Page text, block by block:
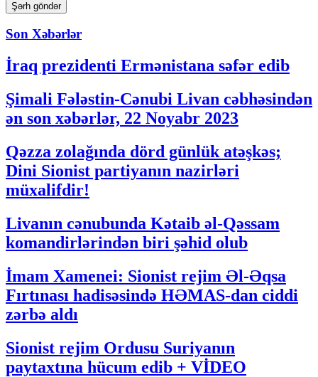
Son Xəbərlər
İraq prezidenti Ermənistana səfər edib
Şimali Fələstin-Cənubi Livan cəbhəsindən
ən son xəbərlər, 22 Noyabr 2023
Qəzza zolağında dörd günlük atəşkəs;
Dini Sionist partiyanın nazirləri
müxalifdir!
Livanın cənubunda Kətaib əl-Qəssam
komandirlərindən biri şəhid olub
İmam Xamenei: Sionist rejim Əl-Əqsa
Fırtınası hadisəsində HƏMAS-dan ciddi
zərbə aldı
Sionist rejim Ordusu Suriyanın
paytaxtına hücum edib + VİDEO